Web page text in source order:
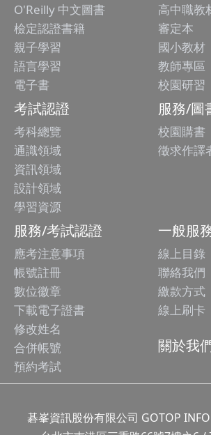
O'Reilly 中文圖書
檢定認證書籍
親子學習
語言學習
電子書
高中職教
審定本
國小教材
教師專區
校園研習
考試認證
考科總覽
通識領域
資訊領域
設計領域
學習資源
服務/圖
校園購書
徵求作譯
服務/考試認證
應考注意事項
帳號註冊
數位徽章
下載電子證書
修改姓名
合併帳號
預約考試
一般服
線上目錄
聯絡我們
繳款方式
線上刷卡
關於我
碁峯資訊股份有限公司 GOTOP